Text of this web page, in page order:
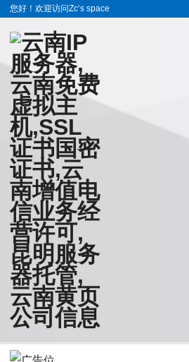
您好！欢迎访问Zc‘s space